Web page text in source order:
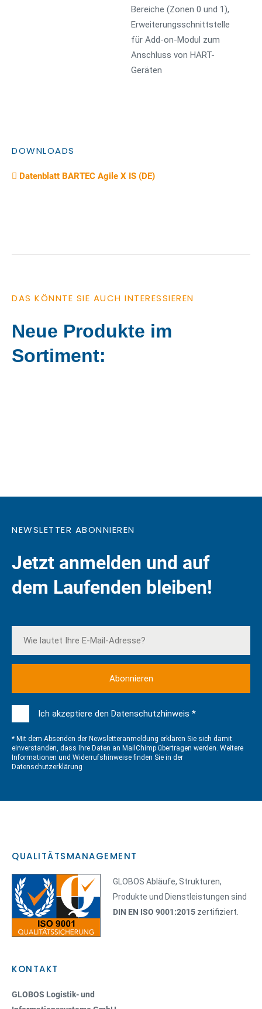
Bereiche (Zonen 0 und 1),
Erweiterungsschnittstelle
für Add-on-Modul zum
Anschluss von HART-
Geräten
DOWNLOADS
Datenblatt BARTEC Agile X IS (DE)
DAS KÖNNTE SIE AUCH INTERESSIEREN
Neue Produkte im
Sortiment:
NEWSLETTER ABONNIEREN
Jetzt anmelden und auf
dem Laufenden bleiben!
Ich akzeptiere den Datenschutzhinweis *
* Mit dem Absenden der Newsletteranmeldung erklären Sie sich damit
einverstanden, dass Ihre Daten an MailChimp übertragen werden. Weitere
Informationen und Widerrufshinweise finden Sie in der
Datenschutzerklärung
QUALITÄTSMANAGEMENT
GLOBOS Abläufe, Strukturen,
Produkte und Dienstleistungen sind
DIN EN ISO 9001:2015 zertifiziert.
KONTAKT
GLOBOS Logistik- und